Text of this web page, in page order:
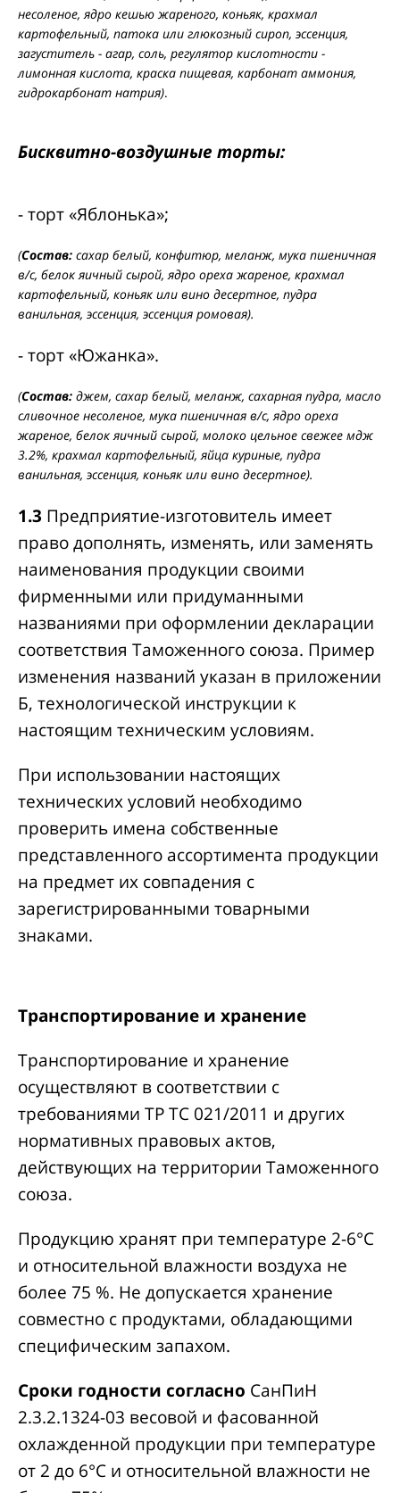
несоленое, ядро кешью жареного, коньяк, крахмал
картофельный, патока или глюкозный сироп, эссенция,
загуститель - агар, соль, регулятор кислотности -
лимонная кислота, краска пищевая, карбонат аммония,
гидрокарбонат натрия).
Бисквитно-воздушные торты:
- торт «Яблонька»;
(Состав: сахар белый, конфитюр, меланж, мука пшеничная
в/с, белок яичный сырой, ядро ореха жареное, крахмал
картофельный, коньяк или вино десертное, пудра
ванильная, эссенция, эссенция ромовая).
- торт «Южанка».
(Состав: джем, сахар белый, меланж, сахарная пудра, масло
сливочное несоленое, мука пшеничная в/с, ядро ореха
жареное, белок яичный сырой, молоко цельное свежее мдж
3.2%, крахмал картофельный, яйца куриные, пудра
ванильная, эссенция, коньяк или вино десертное).
1.3 Предприятие-изготовитель имеет
право дополнять, изменять, или заменять
наименования продукции своими
фирменными или придуманными
названиями при оформлении декларации
соответствия Таможенного союза. Пример
изменения названий указан в приложении
Б, технологической инструкции к
настоящим техническим условиям.
При использовании настоящих
технических условий необходимо
проверить имена собственные
представленного ассортимента продукции
на предмет их совпадения с
зарегистрированными товарными
знаками.
Транспортирование и хранение
Транспортирование и хранение
осуществляют в соответствии с
требованиями ТР ТС 021/2011 и других
нормативных правовых актов,
действующих на территории Таможенного
союза.
Продукцию хранят при температуре 2-6°С
и относительной влажности воздуха не
более 75 %. Не допускается хранение
совместно с продуктами, обладающими
специфическим запахом.
Сроки годности согласно СанПиН
2.3.2.1324-03 весовой и фасованной
охлажденной продукции при температуре
от 2 до 6°С и относительной влажности не